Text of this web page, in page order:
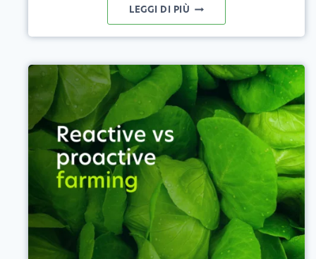
LEGGI DI PIÙ 8
CONSIGLI
PER
I
CONSULENTI
COLTURALI
AUMENTARE
LA
SOSTENIBILITÀ
DEI
CLIENTI